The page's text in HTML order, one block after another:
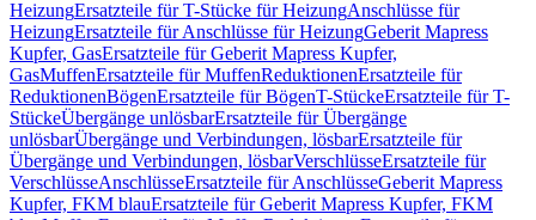
HeizungErsatzteile für T-Stücke für HeizungAnschlüsse für
HeizungErsatzteile für Anschlüsse für HeizungGeberit Mapress
Kupfer, GasErsatzteile für Geberit Mapress Kupfer,
GasMuffenErsatzteile für MuffenReduktionenErsatzteile für
ReduktionenBögenErsatzteile für BögenT-StückeErsatzteile für T-
StückeÜbergänge unlösbarErsatzteile für Übergänge
unlösbarÜbergänge und Verbindungen, lösbarErsatzteile für
Übergänge und Verbindungen, lösbarVerschlüsseErsatzteile für
VerschlüsseAnschlüsseErsatzteile für AnschlüsseGeberit Mapress
Kupfer, FKM blauErsatzteile für Geberit Mapress Kupfer, FKM